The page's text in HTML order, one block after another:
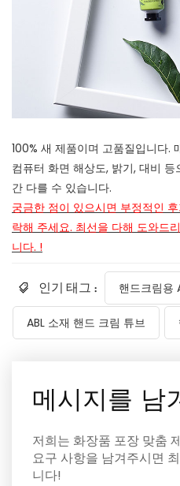
100% 새 제품이며 고품질입니다.
컴퓨터 화면 해상도, 밝기, 대비
간 다를 수 있습니다.
궁금한 점이 있으시면 부정적인
락해 주세요. 최선을 다해 도와드
니다. !
인기 태그 : 핸드크림용
ABL 소재 핸드 크림 튜브
메시지를 남
저희는 화장품 포장 맞춤
요구 사항을 남겨주시면
니다!